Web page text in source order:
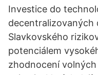
Investice do
decentralizovaných
Slavkovského
potenciálem
zhodnocení